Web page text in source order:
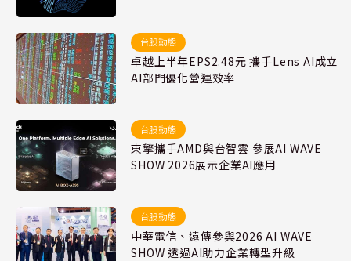
台股動態
卓越上半年EPS2.48元 攜手Lens AI成立
AI部門優化營運效率
台股動態
東擎攜手AMD與台智雲 參展AI WAVE
SHOW 2026展示企業AI應用
台股動態
中華電信、遠傳參與2026 AI WAVE
SHOW 透過AI助力企業轉型升級